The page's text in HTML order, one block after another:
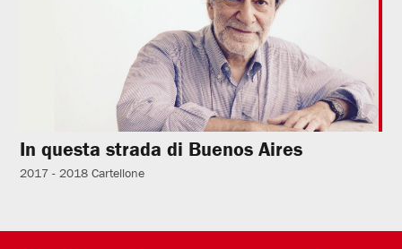
In questa strada di Buenos Aires
2017 - 2018 Cartellone